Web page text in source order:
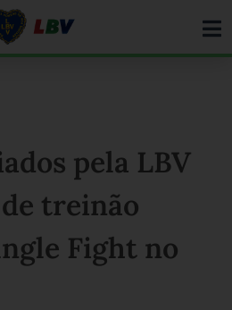
pela LBV
treinão
Fight no